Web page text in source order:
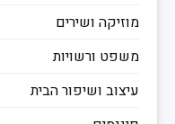
מוזיקה ושירים
משפט ורשויות
עיצוב ושיפור הבית